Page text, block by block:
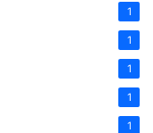
1
1
1
1
1